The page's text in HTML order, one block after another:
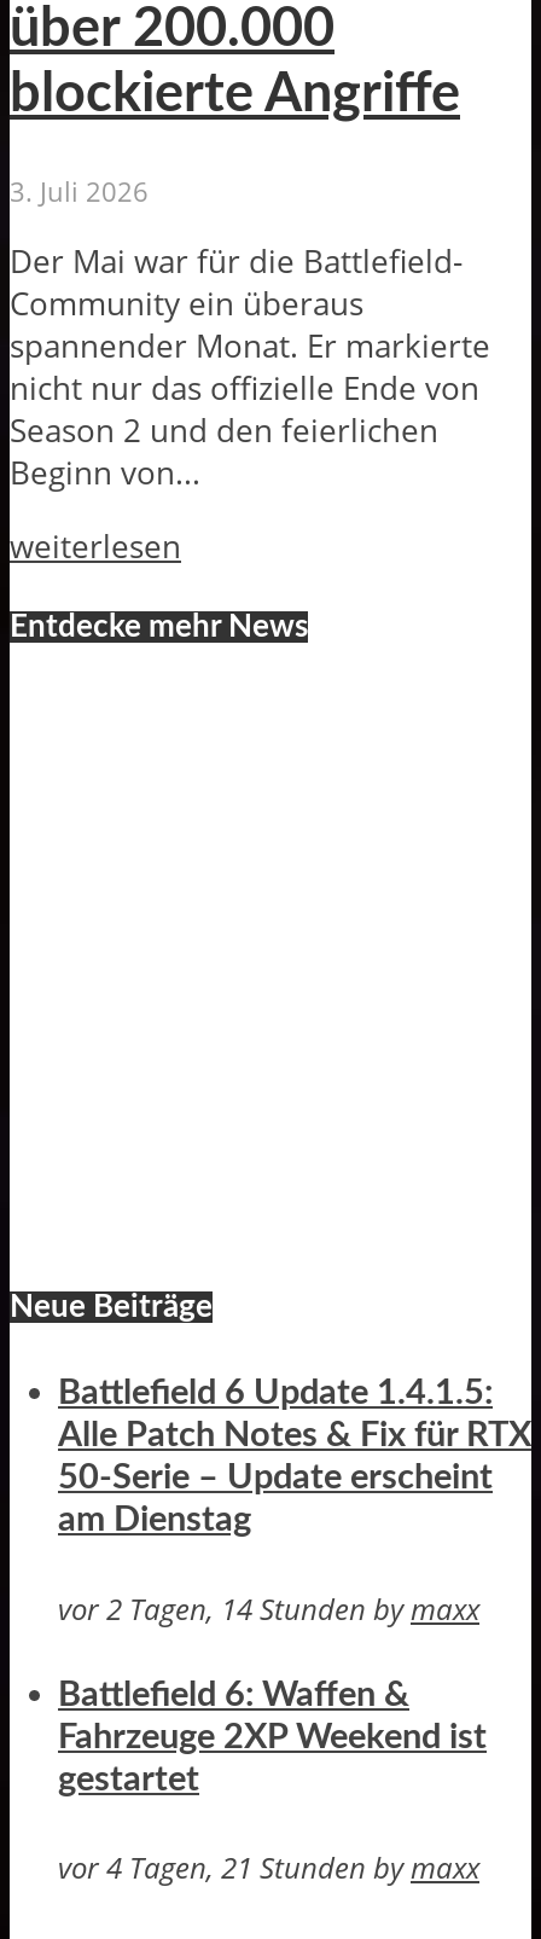
über 200.000
blockierte Angriffe
3. Juli 2026
Der Mai war für die Battlefield-
Community ein überaus
spannender Monat. Er markierte
nicht nur das offizielle Ende von
Season 2 und den feierlichen
Beginn von...
weiterlesen
Entdecke mehr News
Neue Beiträge
Battlefield 6 Update 1.4.1.5:
Alle Patch Notes & Fix für RTX
50-Serie – Update erscheint
am Dienstag
vor 2 Tagen, 14 Stunden bymaxx
Battlefield 6: Waffen &
Fahrzeuge 2XP Weekend ist
gestartet
vor 4 Tagen, 21 Stunden bymaxx